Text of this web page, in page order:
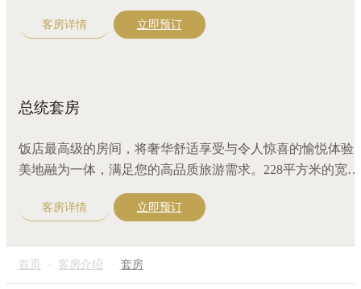
厅，尽享优美景色，令人心旷神怡。配备吧台、三区分离盥
室、咖啡机，更有全套奢华沐浴精品。宽敞的独立更衣空间
客房详情 立即预订
总统套房
饭店最高级的房间，将奢华舒适享受与令人惊喜的愉悦体验
美地融为一体，满足您的高品质旅游需求。228平方米的宽敞
套房设计，拥有客厅、餐厅、书房、卧室全景贯通，尽享同
湖畔风光。配备超大舒适床，独立备餐及吧台，24小时管家
客房详情 立即预订
首页 · 客房介绍 · 套房